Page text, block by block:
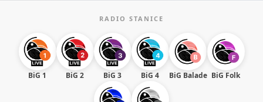
RADIO STANICE
BiG 1 BiG 2 BiG 3 BiG 4 BiG Balade BiG Folk